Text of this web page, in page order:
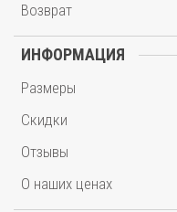
Возврат
ИНФОРМАЦИЯ
Размеры
Скидки
Отзывы
О наших ценах